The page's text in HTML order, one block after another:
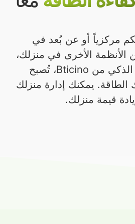
مركزياً أو عن بُعد في
الأنظمة الأخرى في منزلك،
وذلك من خلال ربطها ببعضها البعض. مع حلول المنزل الذكي من Bticino، تُصبح
يمكنك إدارة منزلك
قيمة منزلك.